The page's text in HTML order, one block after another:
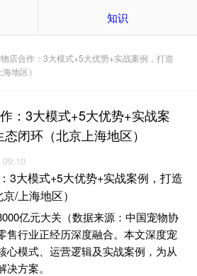
知识
店合作：3大模式+5大优势+实战案例，打造
地区）
：3大模式+5大优势+实战案
闭环（北京上海地区）
09:10
3大模式+5大优势+实战案例，打造
/上海地区）
亿元大关（数据来源：中国宠物协
售行业正经历深度融合。本文深度宠
心模式、运营逻辑及实战案例，为从
方案。